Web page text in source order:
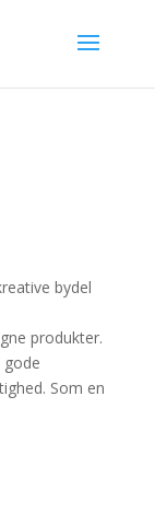
bydel
produkter.
Som en